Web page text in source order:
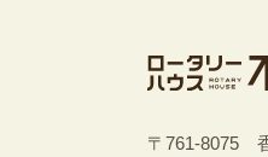
〒761-8075